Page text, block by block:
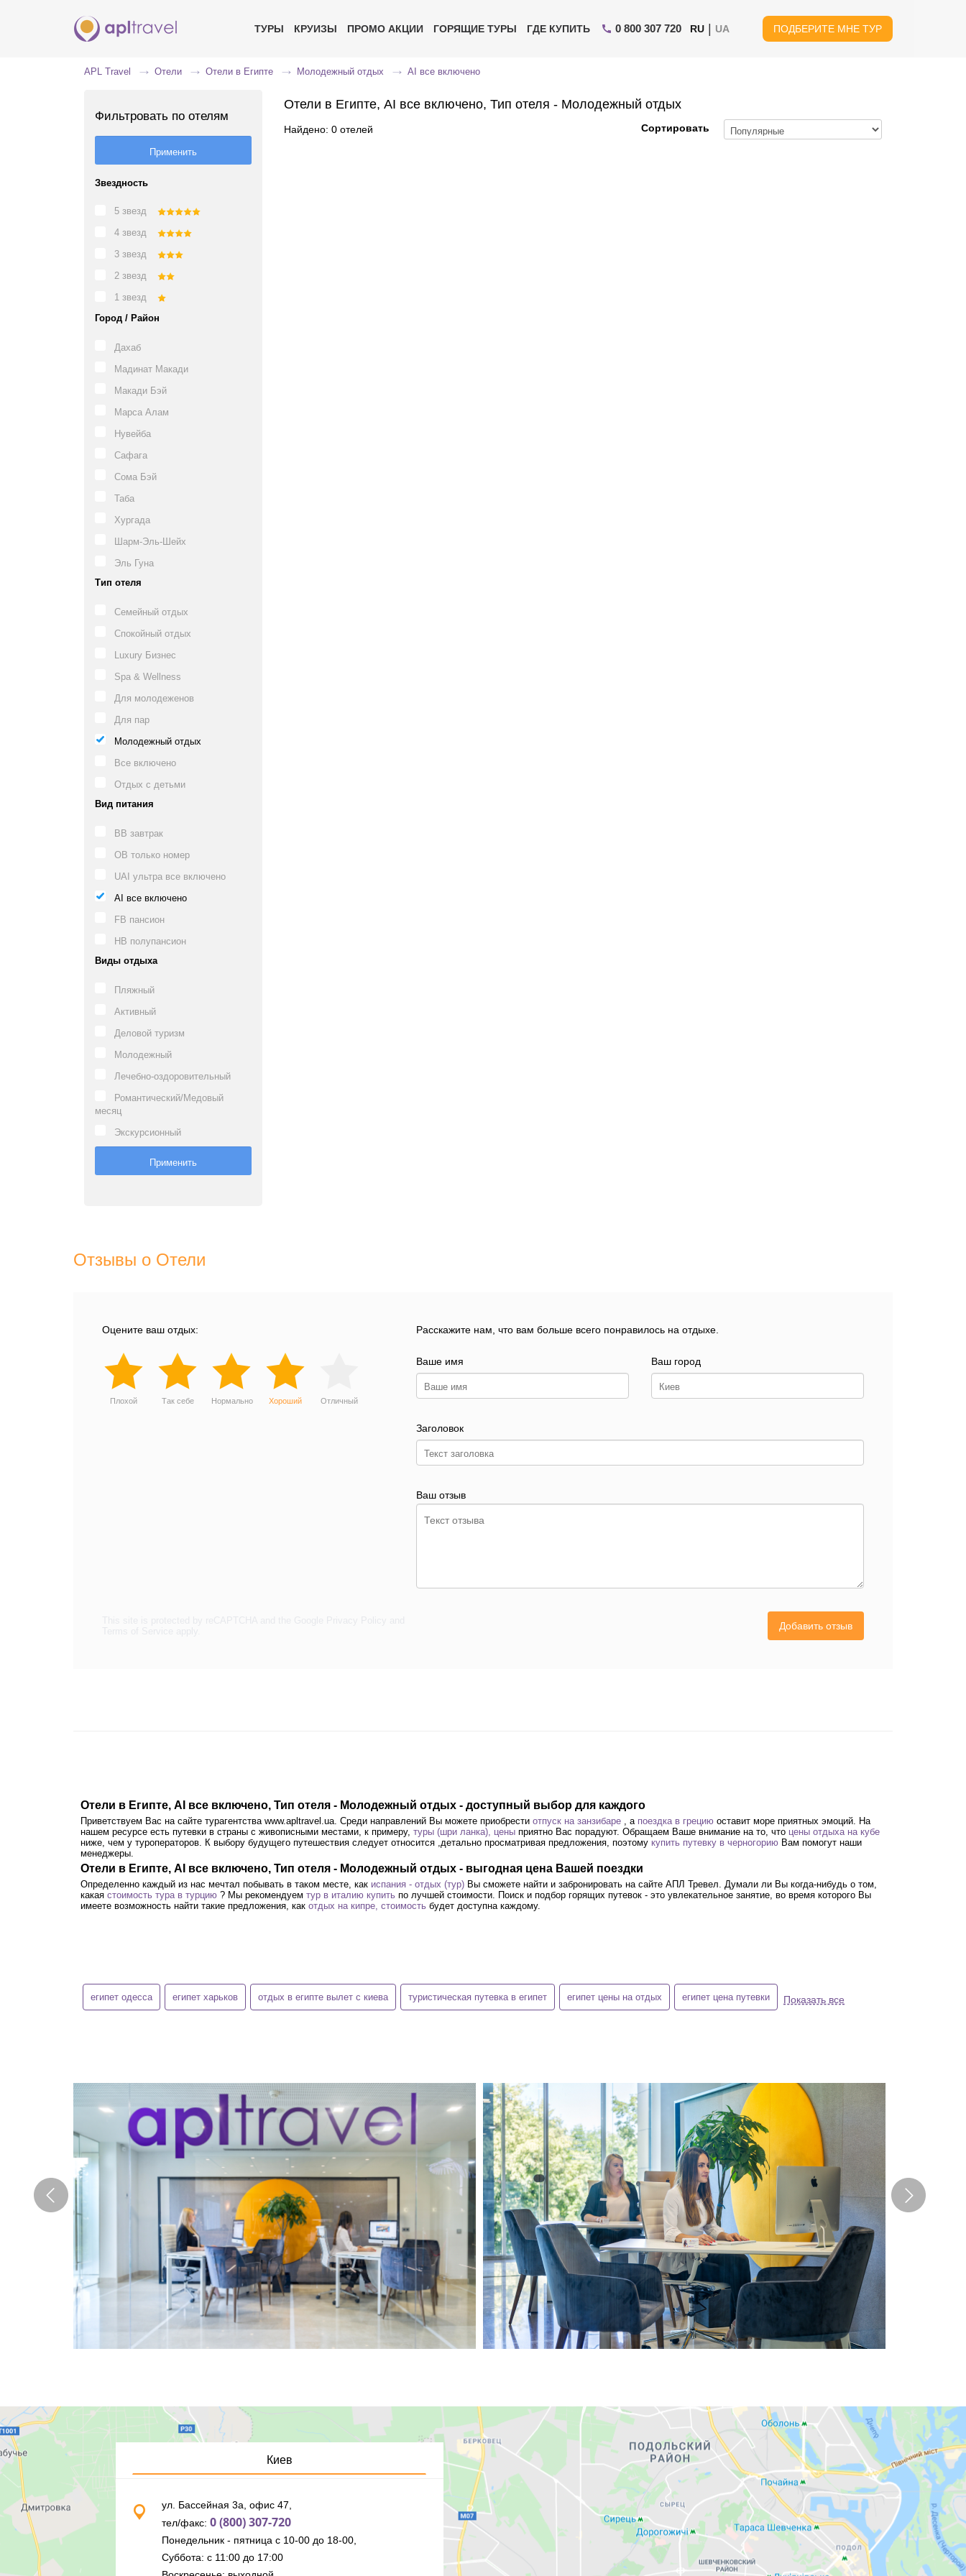
ТУРЫ КРУИЗЫ ПРОМО АКЦИИ ГОРЯЩИЕ ТУРЫ ГДЕ КУПИТЬ 0 800 307 720 RU | UA ПОДБЕРИТЕ МНЕ ТУР
APL Travel Отели Отели в Египте Молодежный отдых AI все включено
Фильтровать по отелям
Звездность
5 звезд
4 звезд
3 звезд
2 звезд
1 звезд
Город / Район
Дахаб
Мадинат Макади
Макади Бэй
Марса Алам
Нувейба
Сафага
Сома Бэй
Таба
Хургада
Шарм-Эль-Шейх
Эль Гуна
Тип отеля
Семейный отдых
Спокойный отдых
Luxury Бизнес
Spa & Wellness
Для молодеженов
Для пар
Молодежный отдых
Все включено
Отдых с детьми
Вид питания
BB завтрак
OB только номер
UAI ультра все включено
AI все включено
FB пансион
HB полупансион
Виды отдыха
Пляжный
Активный
Деловой туризм
Молодежный
Лечебно-оздоровительный
Романтический/Медовый
месяц
Экскурсионный
Отели в Египте, AI все включено, Тип отеля - Молодежный отдых
Найдено: 0 отелей Сортировать
Отзывы о Отели
Оцените ваш отдых:
Плохой Так себе Нормально Хороший Отличный
Расскажите нам, что вам больше всего понравилось на отдыхе.
Ваше имя Ваш город
Заголовок
Ваш отзыв
Добавить отзыв
Отели в Египте, AI все включено, Тип отеля - Молодежный отдых - доступный выбор для каждого
Приветствуем Вас на сайте турагентства www.apltravel.ua. Среди направлений Вы можете приобрести отпуск на занзибаре , а поездка в грецию оставит море приятных эмоций. На
нашем ресурсе есть путевки в страны с живописными местами, к примеру, туры (шри ланка), цены приятно Вас порадуют. Обращаем Ваше внимание на то, что цены отдыха на кубе
ниже, чем у туроператоров. К выбору будущего путешествия следует относится ,детально просматривая предложения, поэтому купить путевку в черногорию Вам помогут наши
менеджеры.
Отели в Египте, AI все включено, Тип отеля - Молодежный отдых - выгодная цена Вашей поездки
Определенно каждый из нас мечтал побывать в таком месте, как испания - отдых (тур) Вы сможете найти и забронировать на сайте АПЛ Тревел. Думали ли Вы когда-нибудь о том,
какая стоимость тура в турцию ? Мы рекомендуем тур в италию купить по лучшей стоимости. Поиск и подбор горящих путевок - это увлекательное занятие, во время которого Вы
имеете возможность найти такие предложения, как отдых на кипре, стоимость будет доступна каждому.
египет одесса египет харьков отдых в египте вылет с киева туристическая путевка в египет египет цены на отдых египет цена путевки Показать все
Киев
ул. Бассейная 3а, офис 47,
тел/факс: 0 (800) 307-720
Понедельник - пятница с 10-00 до 18-00,
Суббота: с 11:00 до 17:00